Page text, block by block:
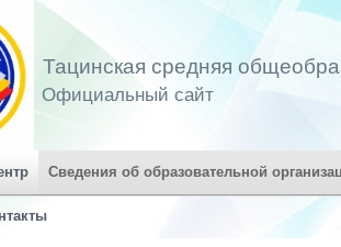
Тацинская средняя
Официальный сайт
Сведения об образовательной